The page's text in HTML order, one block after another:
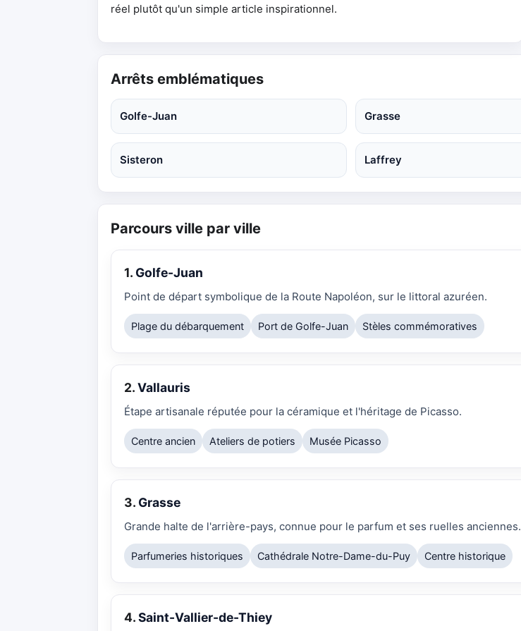
réel plutôt qu'un simple article inspirationnel.
Arrêts emblématiques
Golfe-Juan Grasse
Sisteron Laffrey
Parcours ville par ville
1. Golfe-Juan
Point de départ symbolique de la Route Napoléon, sur le littoral azuréen.
Plage du débarquement Port de Golfe-Juan Stèles commémoratives
2.Vallauris
Étape artisanale réputée pour la céramique et l'héritage de Picasso.
Centre ancien Ateliers de potiers Musée Picasso
3. Grasse
Grande halte de l'arrière-pays, connue pour le parfum et ses ruelles anciennes.
Parfumeries historiques Cathédrale Notre-Dame-du-Puy Centre historique
4.Saint-Vallier-de-Thiey